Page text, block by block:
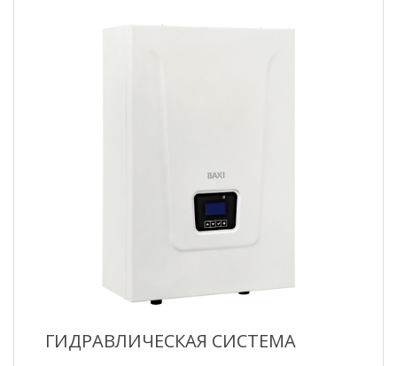
ГИДРАВЛИЧЕСКАЯ СИСТЕМА